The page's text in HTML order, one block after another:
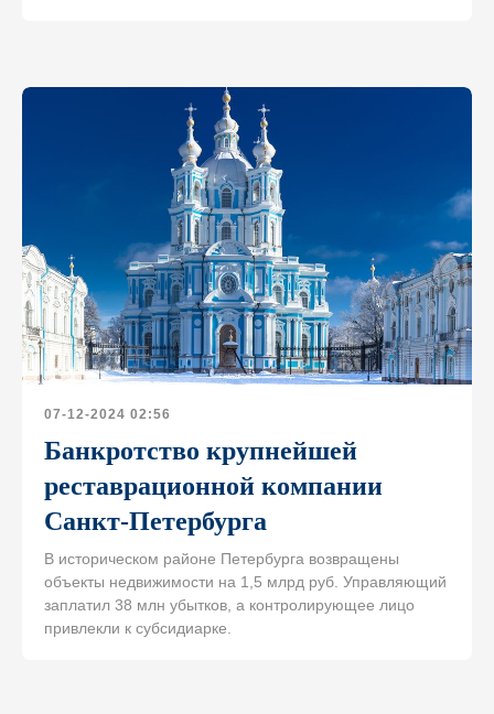
07-12-2024 02:56
Банкротство крупнейшей
реставрационной компании
Санкт-Петербурга
В историческом районе Петербурга возвращены
объекты недвижимости на 1,5 млрд руб. Управляющий
заплатил 38 млн убытков, а контролирующее лицо
привлекли к субсидиарке.